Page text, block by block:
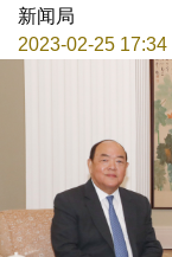
新闻局
2023-02-25 17:34